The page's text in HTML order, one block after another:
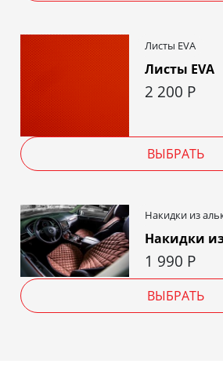
Листы EVA
Листы EVA
2 200 Р
ВЫБРАТЬ
Накидки из
Накидки
1 990 Р
ВЫБРАТЬ